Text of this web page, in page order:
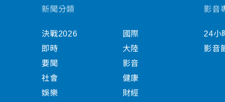
新聞分類
決戰2026
即時
要聞
社會
娛樂
國際
大陸
影音
健康
財經
影音
24小
影音